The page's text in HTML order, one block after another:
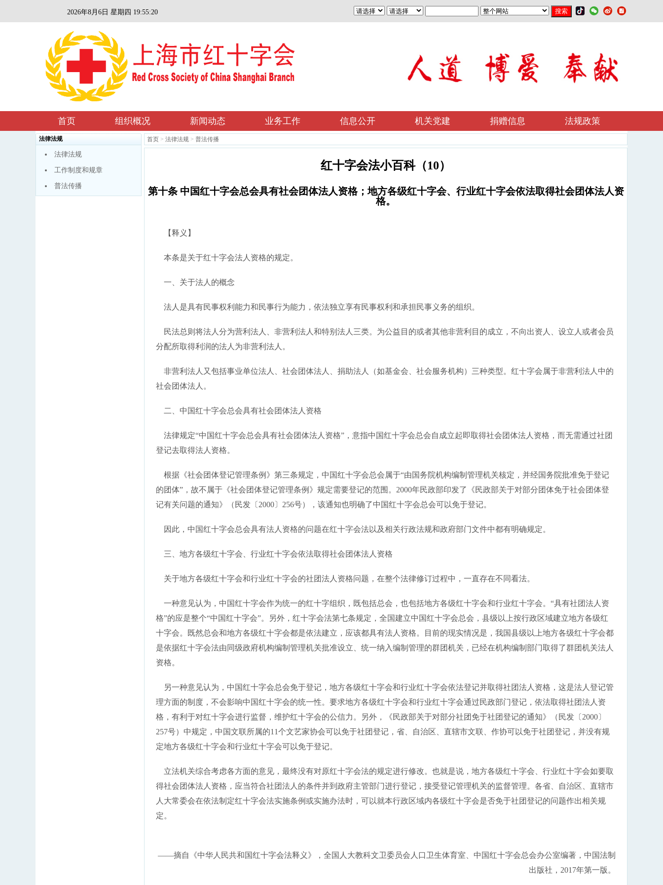
2026年8月6日 星期四 19:55:21
首页 组织概况 新闻动态 业务工作 信息公开 机关党建 捐赠信息 法规政策
法律法规
法律法规
工作制度和规章
普法传播
首页 > 法律法规 > 普法传播
红十字会法小百科（10）
第十条 中国红十字会总会具有社会团体法人资格；地方各级红十字会、行业红十字会依法取得社会团体法人资
格。
【释义】
本条是关于红十字会法人资格的规定。
一、关于法人的概念
法人是具有民事权利能力和民事行为能力，依法独立享有民事权利和承担民事义务的组织。
民法总则将法人分为营利法人、非营利法人和特别法人三类。为公益目的或者其他非营利目的成立，不向出资人、设立人或者会员
分配所取得利润的法人为非营利法人。
非营利法人又包括事业单位法人、社会团体法人、捐助法人（如基金会、社会服务机构）三种类型。红十字会属于非营利法人中的
社会团体法人。
二、中国红十字会总会具有社会团体法人资格
法律规定“中国红十字会总会具有社会团体法人资格”，意指中国红十字会总会自成立起即取得社会团体法人资格，而无需通过社团
登记去取得法人资格。
根据《社会团体登记管理条例》第三条规定，中国红十字会总会属于“由国务院机构编制管理机关核定，并经国务院批准免于登记
的团体”，故不属于《社会团体登记管理条例》规定需要登记的范围。2000年民政部印发了《民政部关于对部分团体免于社会团体登
记有关问题的通知》（民发〔2000〕256号），该通知也明确了中国红十字会总会可以免于登记。
因此，中国红十字会总会具有法人资格的问题在红十字会法以及相关行政法规和政府部门文件中都有明确规定。
三、地方各级红十字会、行业红十字会依法取得社会团体法人资格
关于地方各级红十字会和行业红十字会的社团法人资格问题，在整个法律修订过程中，一直存在不同看法。
一种意见认为，中国红十字会作为统一的红十字组织，既包括总会，也包括地方各级红十字会和行业红十字会。“具有社团法人资
格”的应是整个“中国红十字会”。另外，红十字会法第七条规定，全国建立中国红十字会总会，县级以上按行政区域建立地方各级红
十字会。既然总会和地方各级红十字会都是依法建立，应该都具有法人资格。目前的现实情况是，我国县级以上地方各级红十字会都
是依据红十字会法由同级政府机构编制管理机关批准设立、统一纳入编制管理的群团机关，已经在机构编制部门取得了群团机关法人
资格。
另一种意见认为，中国红十字会总会免于登记，地方各级红十字会和行业红十字会依法登记并取得社团法人资格，这是法人登记管
理方面的制度，不会影响中国红十字会的统一性。要求地方各级红十字会和行业红十字会通过民政部门登记，依法取得社团法人资
格，有利于对红十字会进行监督，维护红十字会的公信力。另外，《民政部关于对部分社团免于社团登记的通知》（民发〔2000〕
257号）中规定，中国文联所属的11个文艺家协会可以免于社团登记，省、自治区、直辖市文联、作协可以免于社团登记，并没有规
定地方各级红十字会和行业红十字会可以免于登记。
立法机关综合考虑各方面的意见，最终没有对原红十字会法的规定进行修改。也就是说，地方各级红十字会、行业红十字会如要取
得社会团体法人资格，应当符合社团法人的条件并到政府主管部门进行登记，接受登记管理机关的监督管理。各省、自治区、直辖市
人大常委会在依法制定红十字会法实施条例或实施办法时，可以就本行政区域内各级红十字会是否免于社团登记的问题作出相关规
定。
——摘自《中华人民共和国红十字会法释义》，全国人大教科文卫委员会人口卫生体育室、中国红十字会总会办公室编著，中国法制
出版社，2017年第一版。